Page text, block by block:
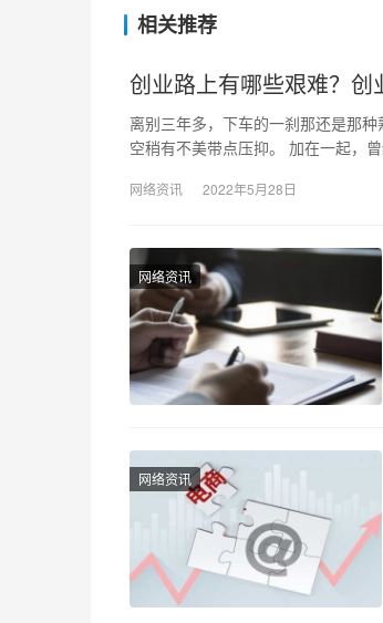
相关推荐
创业路上有哪些艰难？创
离别三年多，下车的一刹那还是那
空稍有不美带点压抑。 加在一起，
网络资讯 2022年5月28日
网络资讯
网络资讯